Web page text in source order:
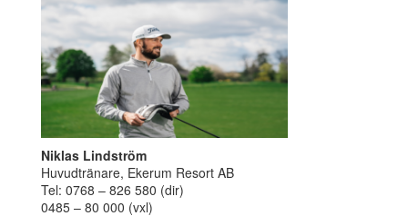
Niklas Lindström
Huvudtränare, Ekerum Resort AB
Tel: 0768 – 826 580 (dir)
0485 – 80 000 (vxl)